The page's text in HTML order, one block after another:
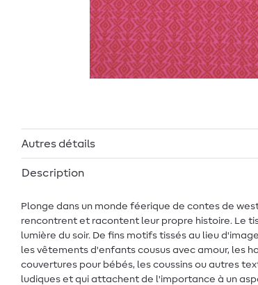
Autres détails
Description
Plonge dans un monde féerique de contes de
rencontrent et racontent leur propre histoire. Le
lumière du soir. De fins motifs tissés au lieu
les vêtements d'enfants cousus avec amour, les
couvertures pour bébés, les coussins ou autres
ludiques et qui attachent de l'importance à un